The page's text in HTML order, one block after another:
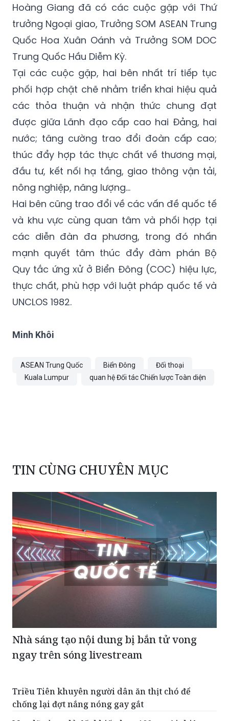
Hoàng Giang đã có các cuộc gặp với Thứ
trưởng Ngoại giao, Trưởng SOM ASEAN Trung
Quốc Hoa Xuân Oánh và Trưởng SOM DOC
Trung Quốc Hầu Diễm Kỳ.
Tại các cuộc gặp, hai bên nhất trí tiếp tục
phối hợp chặt chẽ nhằm triển khai hiệu quả
các thỏa thuận và nhận thức chung đạt
được giữa Lãnh đạo cấp cao hai Đảng, hai
nước; tăng cường trao đổi đoàn cấp cao;
thúc đẩy hợp tác thực chất về thương mại,
đầu tư, kết nối hạ tầng, giao thông vận tải,
nông nghiệp, năng lượng...
Hai bên cũng trao đổi về các vấn đề quốc tế
và khu vực cùng quan tâm và phối hợp tại
các diễn đàn đa phương, trong đó nhấn
mạnh quyết tâm thúc đẩy đàm phán Bộ
Quy tắc ứng xử ở Biển Đông (COC) hiệu lực,
thực chất, phù hợp với luật pháp quốc tế và
UNCLOS 1982.
Minh Khôi
ASEAN Trung Quốc Biển Đông
Đối thoại
Kuala Lumpur
quan hệ Đối tác Chiến lược Toàn diện
TIN CÙNG CHUYÊN MỤC
Nhà sáng tạo nội dung bị bắn tử vong
ngay trên sóng livestream
Triều Tiên khuyên người dân ăn thịt chó để
chống lại đợt nắng nóng gay gắt